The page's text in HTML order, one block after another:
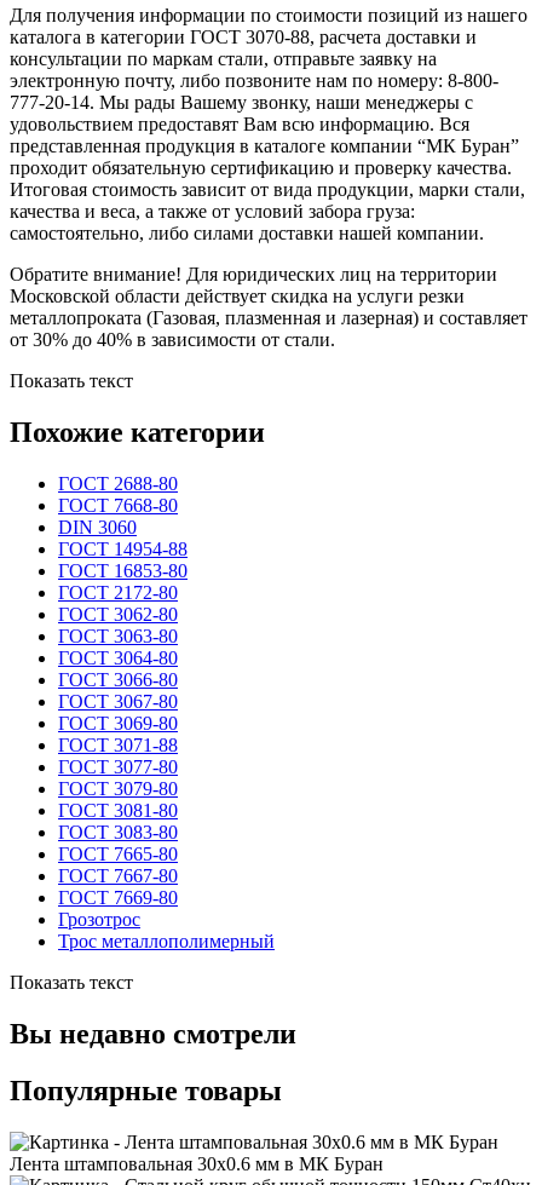
Для получения информации по стоимости позиций из нашего
каталога в категории ГОСТ 3070-88, расчета доставки и
консультации по маркам стали, отправьте заявку на
электронную почту, либо позвоните нам по номеру: 8-800-
777-20-14. Мы рады Вашему звонку, наши менеджеры с
удовольствием предоставят Вам всю информацию. Вся
представленная продукция в каталоге компании “МК Буран”
проходит обязательную сертификацию и проверку качества.
Итоговая стоимость зависит от вида продукции, марки стали,
качества и веса, а также от условий забора груза:
самостоятельно, либо силами доставки нашей компании.
Обратите внимание! Для юридических лиц на территории
Московской области действует скидка на услуги резки
металлопроката (Газовая, плазменная и лазерная) и составляет
от 30% до 40% в зависимости от стали.
Показать текст
Похожие категории
ГОСТ 2688-80
ГОСТ 7668-80
DIN 3060
ГОСТ 14954-88
ГОСТ 16853-80
ГОСТ 2172-80
ГОСТ 3062-80
ГОСТ 3063-80
ГОСТ 3064-80
ГОСТ 3066-80
ГОСТ 3067-80
ГОСТ 3069-80
ГОСТ 3071-88
ГОСТ 3077-80
ГОСТ 3079-80
ГОСТ 3081-80
ГОСТ 3083-80
ГОСТ 7665-80
ГОСТ 7667-80
ГОСТ 7669-80
Грозотрос
Трос металлополимерный
Показать текст
Вы недавно смотрели
Популярные товары
Лента штамповальная 30x0.6 мм в МК Буран